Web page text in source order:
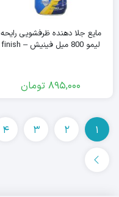
مایع جلا دهنده ظرفشویی رایحه
لیمو 800 میل فینیش – finish
895,000 تومان
1
2
3
4